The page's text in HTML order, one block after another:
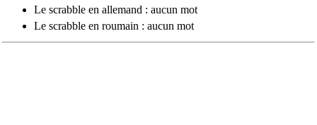
Le scrabble en allemand : aucun mot
Le scrabble en roumain : aucun mot